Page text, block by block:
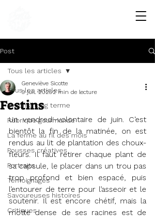
Post
Tous les articles
Vision à long terme
Rubrique gourmande
La ferme au fil des mois
Pousses créatives
Portraits
Témoignages
Savoureuses histoires
Critiques
Tous les articles
Festins
Geneviève Sicotte
9 juil. 20252 min de lecture
Un vendredi-volontaire de juin. C’est
bientôt la fin de la matinée, on est
rendus au lit de plantation des choux-
fleurs. Il faut retirer chaque plant de
sa capsule, le placer dans un trou pas
trop profond et bien espacé, puis
l’entourer de terre pour l’asseoir et le
soutenir. Il est encore chétif, mais la
motte dense de ses racines est de